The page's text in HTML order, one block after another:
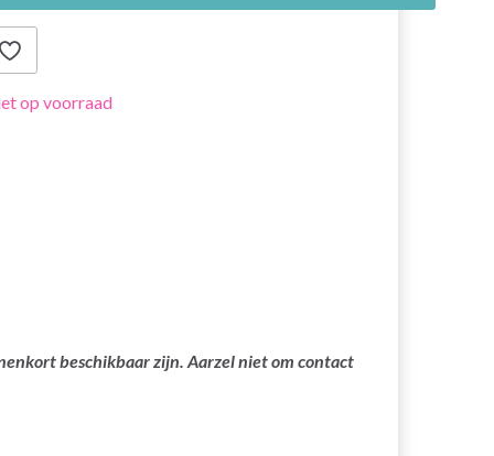
op voorraad
beschikbaar zijn. Aarzel niet om contact